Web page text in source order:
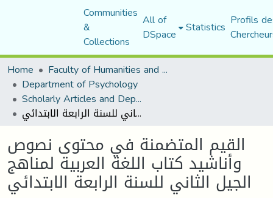
Communities
&
Collections
All of
DSpace Statistics Profils
Home
Faculty of Humanities and Social Sciences
Department of Psychology
Scholarly Articles and Department Publications
القيم المتضمنة في محتوى نصوص وأناشيد كتاب اللغة العربية لمناهج الجيل الثاني للسنة الرابعة الابتدائي
القيم المتضمنة في محتوى نصوص
وأناشيد كتاب اللغة العربية لمناهج
الجيل الثاني للسنة الرابعة الابتدائي